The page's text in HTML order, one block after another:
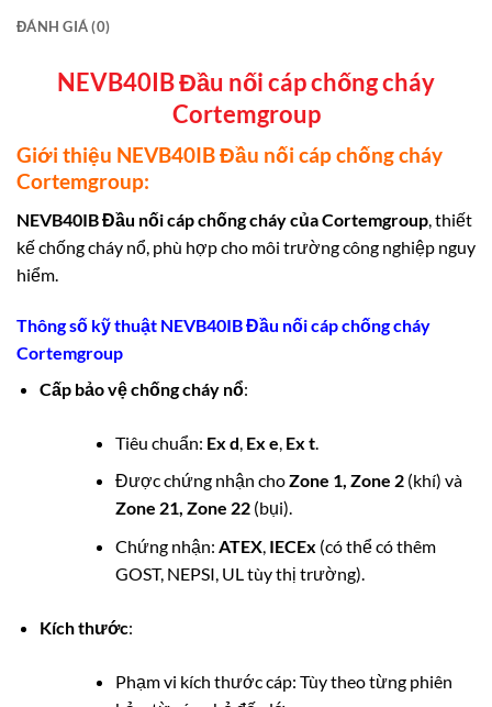
ĐÁNH GIÁ (0)
NEVB40IB Đầu nối cáp chống cháy
Cortemgroup
Giới thiệu NEVB40IB Đầu nối cáp chống cháy
Cortemgroup:
NEVB40IB Đầu nối cáp chống cháy củaCortemgroup , thiết
kế chống cháy nổ, phù hợp cho môi trường công nghiệp nguy
hiểm.
Thông số kỹ thuật NEVB40IB Đầu nối cáp chống cháy
Cortemgroup
Cấp bảo vệ chống cháy nổ:
Tiêu chuẩn: Ex d Ex e Ex t.
Được chứng nhận choZone 1, Zone 2(khí) và
Zone 21, Zone 22(bụi).
Chứng nhận: ATEX, IECEx (có thể có thêm
GOST, NEPSI, UL tùy thị trường).
Kích thước:
Phạm vi kích thước cáp: Tùy theo từng phiên